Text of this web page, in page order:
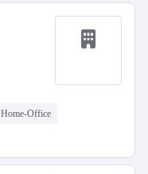
Home-Office